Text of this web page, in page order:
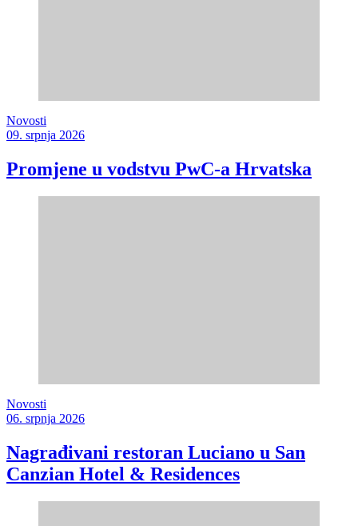
Novosti
09. srpnja 2026
Promjene u vodstvu PwC-a Hrvatska
Novosti
06. srpnja 2026
Nagrađivani restoran Luciano u San
Canzian Hotel & Residences